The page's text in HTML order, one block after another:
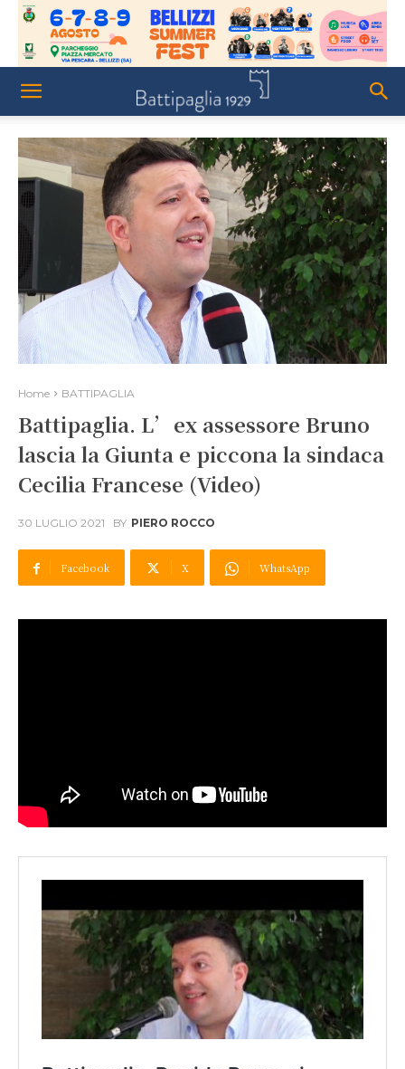
Home BATTIPAGLIA
Battipaglia. L’ex assessore Bruno
lascia la Giunta e piccona la sindaca
Cecilia Francese (Video)
30 LUGLIO 2021 BY PIERO ROCCO
Facebook X WhatsApp